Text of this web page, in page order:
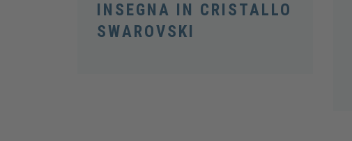
INSEGNA IN CRISTALLO
SWAROVSKI